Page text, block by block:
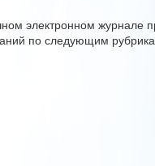
электронном
по следующим